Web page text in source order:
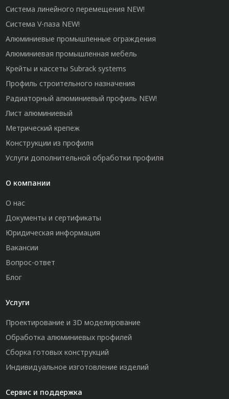
Система линейного перемещения NEW!
Система V-паза NEW!
Алюминиевые промышленные ограждения
Алюминиевая промышленная мебель
Крейты и кассеты Subrack systems
Профиль строительного назначения
Радиаторный алюминиевый профиль NEW!
Лист алюминиевый
Метрический крепеж
Конструкции из профиля
Услуги дополнительной обработки профиля
О компании
О нас
Документы и сертификаты
Юридическая информация
Вакансии
Вопрос-ответ
Блог
Услуги
Проектирование и 3D моделирование
Обработка алюминиевых профилей
Сборка готовых конструкций
Индивидуальное изготовление изделий
Сервис и поддержка